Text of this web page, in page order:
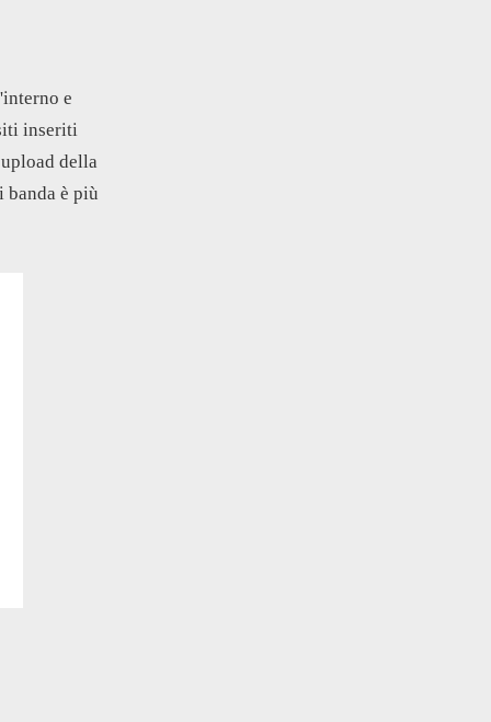
e
inseriti
della
banda è più